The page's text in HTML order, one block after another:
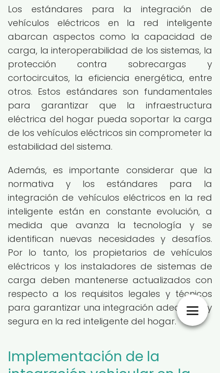
Los estándares para la integración de
vehículos eléctricos en la red inteligente
abarcan aspectos como la capacidad de
carga, la interoperabilidad de los sistemas, la
protección contra sobrecargas y
cortocircuitos, la eficiencia energética, entre
otros. Estos estándares son fundamentales
para garantizar que la infraestructura
eléctrica del hogar pueda soportar la carga
de los vehículos eléctricos sin comprometer la
estabilidad del sistema.
Además, es importante considerar que la
normativa y los estándares para la
integración de vehículos eléctricos en la red
inteligente están en constante evolución, a
medida que avanza la tecnología y se
identifican nuevas necesidades y desafíos.
Por lo tanto, los propietarios de vehículos
eléctricos y los instaladores de sistemas de
carga deben mantenerse actualizados con
respecto a los requisitos legales y técnicos
para garantizar una integración adecuada y
segura en la red inteligente del hogar.
Implementación de la